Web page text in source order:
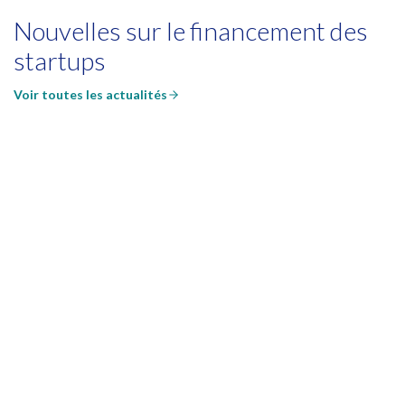
Nouvelles sur le financement des
startups
Voir toutes les actualités